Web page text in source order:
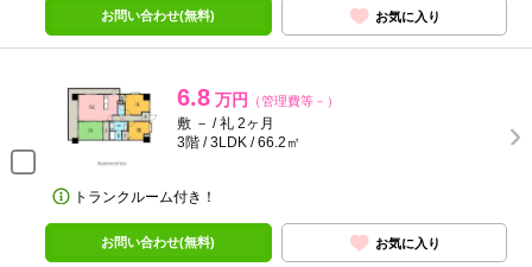
お問い合わせ(無料) お気に入り
6.8 万円 （管理費等－）
敷 － / 礼 2ヶ月
3階 / 3LDK / 66.2㎡
トランクルーム付き！
お問い合わせ(無料) お気に入り